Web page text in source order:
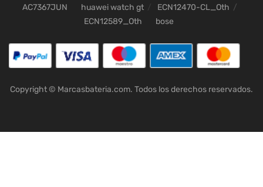
AC7367JUN
huawei watch gt
ECN12470-CL_Oth
ECN12589_Oth
bose
Copyright © Marcasbateria.com. Todos los derechos reservados.